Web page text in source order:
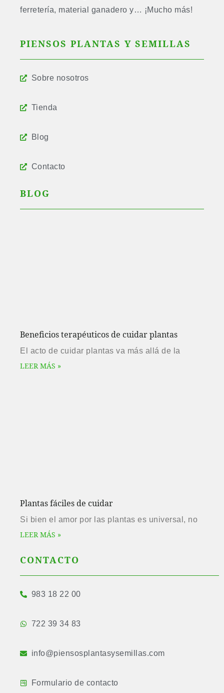
ferretería, material ganadero y… ¡Mucho más!
PIENSOS PLANTAS Y SEMILLAS
Sobre nosotros
Tienda
Blog
Contacto
BLOG
Beneficios terapéuticos de cuidar plantas
El acto de cuidar plantas va más allá de la
LEER MÁS »
Plantas fáciles de cuidar
Si bien el amor por las plantas es universal, no
LEER MÁS »
CONTACTO
983 18 22 00
722 39 34 83
info@piensosplantasysemillas.com
Formulario de contacto